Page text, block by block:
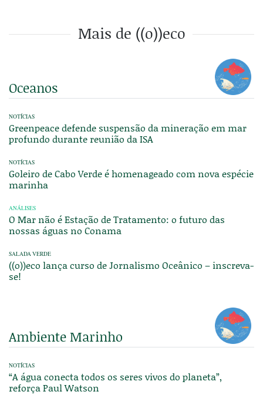
Mais de ((o))eco
Oceanos
NOTÍCIAS
Greenpeace defende suspensão da mineração em mar
profundo durante reunião da ISA
NOTÍCIAS
Goleiro de Cabo Verde é homenageado com nova espécie
marinha
ANÁLISES
O Mar não é Estação de Tratamento: o futuro das
nossas águas no Conama
SALADA VERDE
((o))eco lança curso de Jornalismo Oceânico – inscreva-
se!
Ambiente Marinho
NOTÍCIAS
“A água conecta todos os seres vivos do planeta”,
reforça Paul Watson